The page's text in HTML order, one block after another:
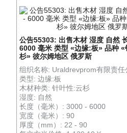
公告55303: 出售木材 湿度 自然
6000 毫米 类型 «边缘:板» 品种 «
杉» 彼尔姆地区 俄罗斯
组织名称: Uraldrevprom有限责任
类型: 边缘:板
木材种类: 针叶性:云杉
湿度: 自然
长度（毫米）: 3000 - 6000
宽度（毫米）: 90
厚度（mm）: 22 - 90